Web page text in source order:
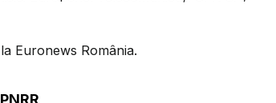
Euronews România.